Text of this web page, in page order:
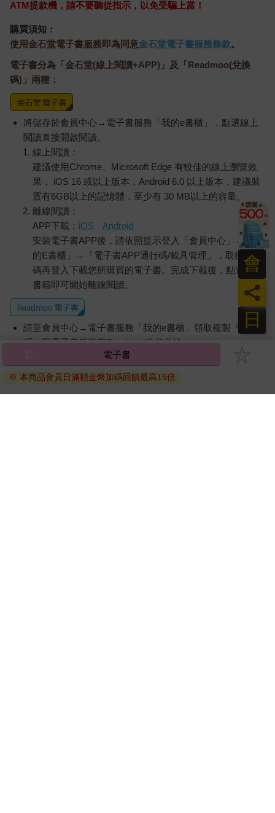
ATM提款機，請不要聽從指示，以免受騙上當！
購買須知：
使用金石堂電子書服務即為同意金石堂電子書服務條款。
電子書分為「金石堂(線上閱讀+APP)」及「Readmoo(兌換
碼)」兩種：
將儲存於會員中心→電子書服務「我的e書櫃」，點選線上
閱讀直接開啟閱讀。
線上閱讀：
建議使用Chrome、Microsoft Edge 有較佳的線上瀏覽效
果， iOS 16 或以上版本，Android 6.0 以上版本，建議裝
置有6GB以上的記憶體，至少有 30 MB以上的容量。
離線閱讀：
APP下載： iOS
Android
安裝電子書APP後，請依照提示登入「會員中心」→「我
的E書櫃」→「電子書APP通行碼/載具管理」，取得通行
碼再登入下載您所購買的電子書。完成下載後，點選任一
書籍即可開始離線閱讀。
請至會員中心→電子書服務「我的e書櫃」領取複製『兌換
碼』至電子書服務商Readmoo進行兌換。
退換貨須知：
因版權保護，您在金石堂所購買的電子書僅能以金石堂專屬
的閱讀軟體開啟閱讀，無法以其他閱讀器或直接下載檔案。
電子書
※ 本商品會員日滿額金幣加碼回饋最高15倍
日
員
會